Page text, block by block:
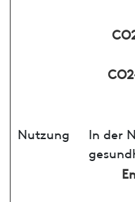
Nutzung
In der